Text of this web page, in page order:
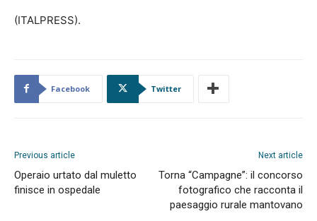
(ITALPRESS).
Facebook Twitter
Previous article
Operaio urtato dal muletto
finisce in ospedale
Next article
Torna “Campagne”: il concorso
fotografico che racconta il
paesaggio rurale mantovano